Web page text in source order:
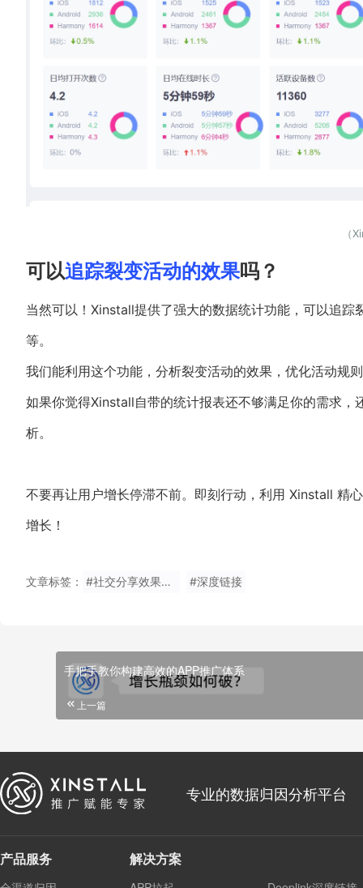
（
可以追踪裂变活动的效果吗？
当然可以！Xinstall提供了强大的数据统计功能，可以追
等。
我们能利用这个功能，分析裂变活动的效果，优化活动规
如果你觉得Xinstall自带的统计报表还不够满足你的需求
析。
不要再让用户增长停滞不前。即刻行动，利用 Xinstall 精
增长！
文章标签： #社交分享效果统计 #深度链接
手把手教你构建高效的APP推广体系
上一篇
专业的数据归因分析平台
产品服务 解决方案